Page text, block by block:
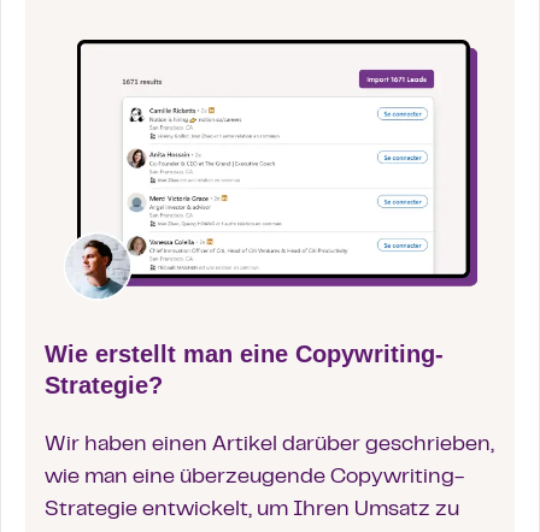
Wie erstellt man eine Copywriting-
Strategie?
Wir haben einen Artikel darüber geschrieben,
wie man eine überzeugende Copywriting-
Strategie entwickelt, um Ihren Umsatz zu